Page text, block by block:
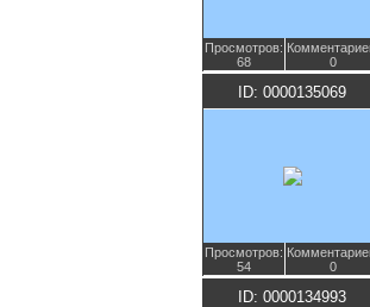
Просмотров:
68
0
ID: 0000135069
Просмотров:
54
0
ID: 0000134993